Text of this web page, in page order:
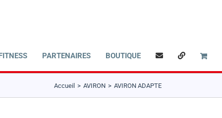
PARTENAIRES BOUTIQUE
Accueil AVIRON AVIRON ADAPTE